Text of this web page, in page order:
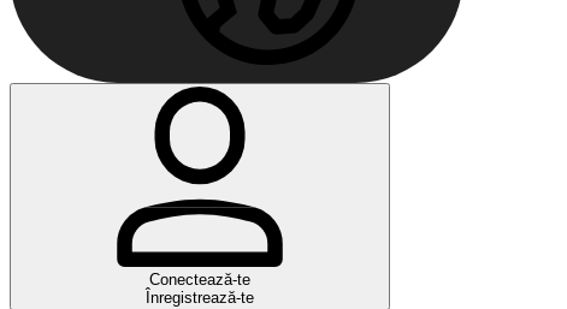
Conectează-te
Înregistrează-te